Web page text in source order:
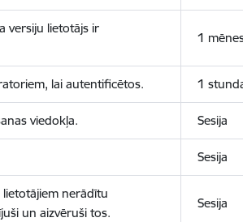
versiju lietotājs ir
1
lai autentificētos. 1
viedokļa. Sesija
Sesija
lietotājiem nerādītu
un aizvēruši tos.
Sesija